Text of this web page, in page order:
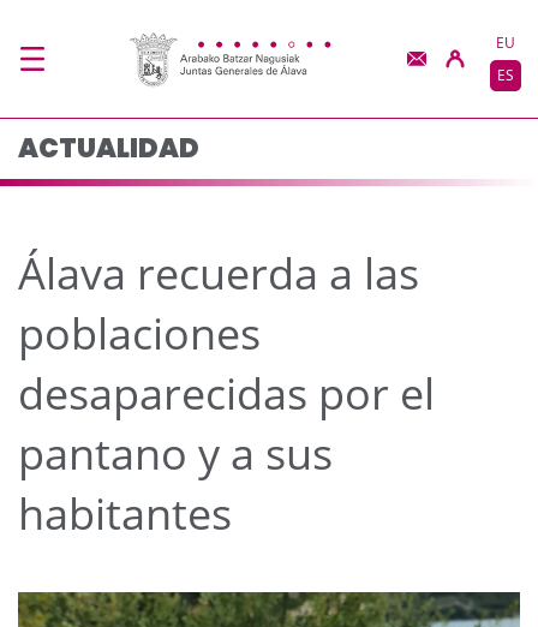
Álava recuerda a las
EU
ES
ACTUALIDAD
Álava recuerda a las
poblaciones
desaparecidas por el
pantano y a sus
habitantes